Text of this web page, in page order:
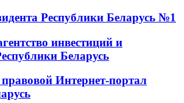
Республики Беларусь №1
инвестиций и
Беларусь
Интернет-портал